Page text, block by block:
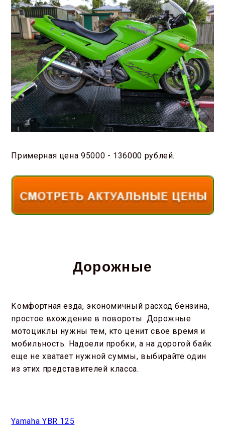
Примерная цена 95000 - 136000 рублей.
Дорожные
Комфортная езда, экономичный расход бензина,
простое вхождение в повороты. Дорожные
мотоциклы нужны тем, кто ценит свое время и
мобильность. Надоели пробки, а на дорогой байк
еще не хватает нужной суммы, выбирайте один
из этих представителей класса.
Yamaha YBR 125